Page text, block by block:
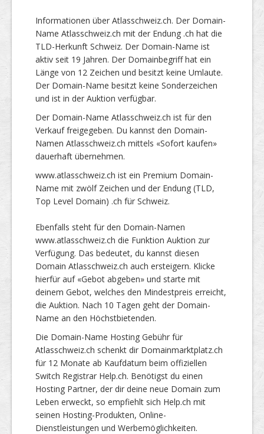
Informationen über Atlasschweiz.ch. Der Domain-
Name Atlasschweiz.ch mit der Endung .ch hat die
TLD-Herkunft Schweiz. Der Domain-Name ist
aktiv seit 19 Jahren. Der Domainbegriff hat ein
Länge von 12 Zeichen und besitzt keine Umlaute.
Der Domain-Name besitzt keine Sonderzeichen
und ist in der Auktion verfügbar.
Der Domain-Name Atlasschweiz.ch ist für den
Verkauf freigegeben. Du kannst den Domain-
Namen Atlasschweiz.ch mittels «Sofort kaufen»
dauerhaft übernehmen.
www.atlasschweiz.ch ist ein Premium Domain-
Name mit zwölf Zeichen und der Endung (TLD,
Top Level Domain) .ch für Schweiz.
Ebenfalls steht für den Domain-Namen
www.atlasschweiz.ch die Funktion Auktion zur
Verfügung. Das bedeutet, du kannst diesen
Domain Atlasschweiz.ch auch ersteigern. Klicke
hierfür auf «Gebot abgeben» und starte mit
deinem Gebot, welches den Mindestpreis erreicht,
die Auktion. Nach 10 Tagen geht der Domain-
Name an den Höchstbietenden.
Die Domain-Name Hosting Gebühr für
Atlasschweiz.ch schenkt dir Domainmarktplatz.ch
für 12 Monate ab Kaufdatum beim offiziellen
Switch Registrar Help.ch. Benötigst du einen
Hosting Partner, der dir deine neue Domain zum
Leben erweckt, so empfiehlt sich Help.ch mit
seinen Hosting-Produkten, Online-
Dienstleistungen und Werbemöglichkeiten.